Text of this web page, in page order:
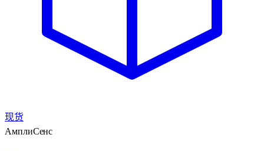
现货
АмплиСенс